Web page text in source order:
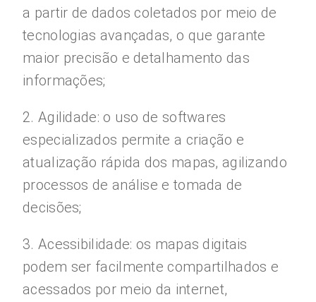
a partir de dados coletados por meio de
tecnologias avançadas, o que garante
maior precisão e detalhamento das
informações;
2. Agilidade: o uso de softwares
especializados permite a criação e
atualização rápida dos mapas, agilizando
processos de análise e tomada de
decisões;
3. Acessibilidade: os mapas digitais
podem ser facilmente compartilhados e
acessados por meio da internet,